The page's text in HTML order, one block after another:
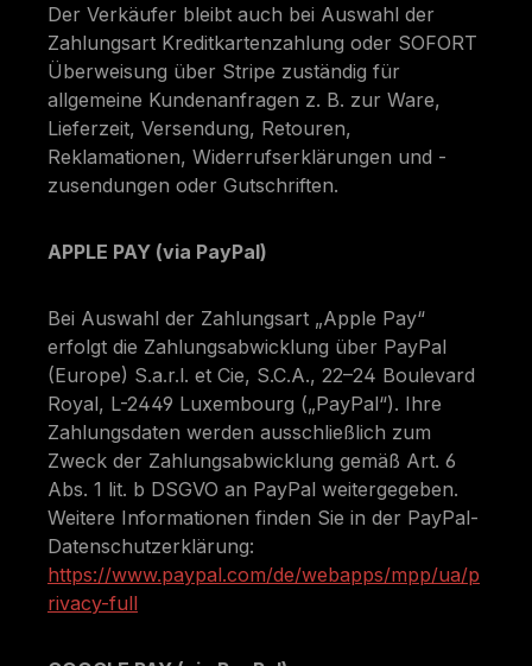
Der Verkäufer bleibt auch bei Auswahl der
Zahlungsart Kreditkartenzahlung oder SOFORT
Überweisung über Stripe zuständig für
allgemeine Kundenanfragen z. B. zur Ware,
Lieferzeit, Versendung, Retouren,
Reklamationen, Widerrufserklärungen und -
zusendungen oder Gutschriften.
APPLE PAY (via PayPal)
Bei Auswahl der Zahlungsart „Apple Pay“
erfolgt die Zahlungsabwicklung über PayPal
(Europe) S.a.r.l. et Cie, S.C.A., 22–24 Boulevard
Royal, L-2449 Luxembourg („PayPal“). Ihre
Zahlungsdaten werden ausschließlich zum
Zweck der Zahlungsabwicklung gemäß Art. 6
Abs. 1 lit. b DSGVO an PayPal weitergegeben.
Weitere Informationen finden Sie in der PayPal-
Datenschutzerklärung:
https://www.paypal.com/de/webapps/mpp/ua/p
rivacy-full